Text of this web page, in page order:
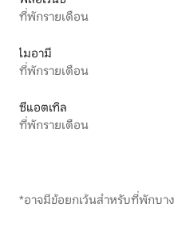
ที่พักรายเดือน
ไมอามี
ที่พักรายเดือน
ซีแอตเทิล
ที่พักรายเดือน
*อาจมีข้อยกเว้นสำหรับที่พักบา